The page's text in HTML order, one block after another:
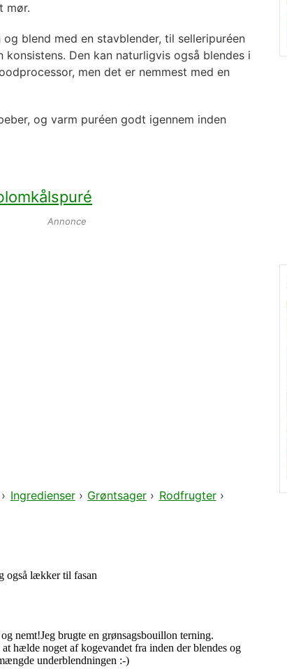
mør.
blend med en stavblender, til selleripuréen
Den kan naturligvis også blendes i
men det er nemmest med en
og varm puréen godt igennem inden
Annonce
› Ingredienser› Grøntsager › Rodfrugter›